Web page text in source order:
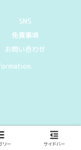
SNS
免責事項
お問い合わせ
リー サイドバー